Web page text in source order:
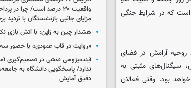
است که در شرایط جنگی
روحیه آرامش در فضای
سیگنال‌های مثبتی به
بود. وقتی فعالان
واقعیت ۳۰ درصد است/ چرا در
مزایای جانبی بازنشستگان با تردید
هشدار چین به ژاپن: با آتش بازی
«روایت در قاب عمودی» با حضور
آینده‌پژوهی نقشی در تصمیم‌گیری
ندارد/ پاسخگویی دانشگاه به
دقیق آمایش